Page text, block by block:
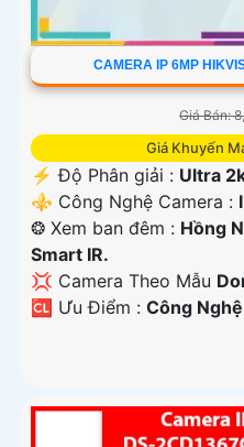
CAMERA IP 6MP
Giá Bán:
Giá Khuyến
️⚡ Độ Phân giải : Ultra
⚜️ Công Nghệ Camera :
❂ Xem ban đêm : Hồng
Smart IR.
💢 Camera Theo Mẫu
️🆑 Ưu Điểm : Công